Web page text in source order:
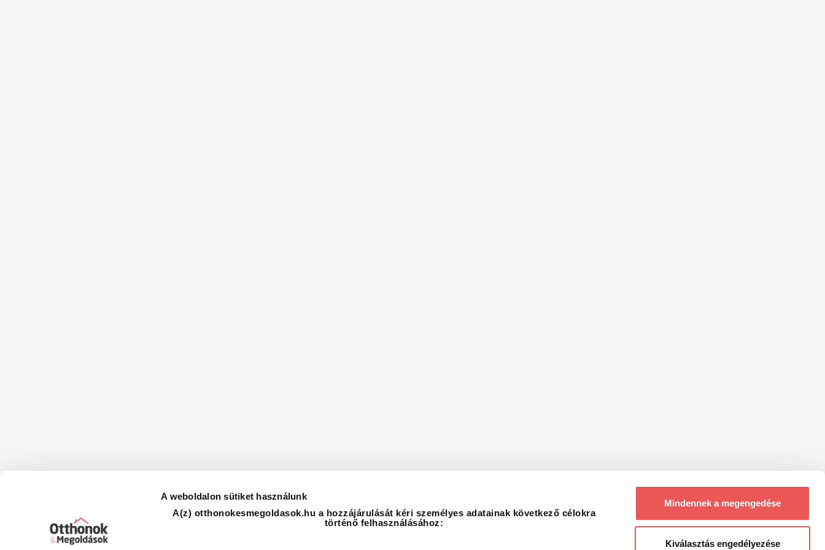
A weboldalon sütiket használunk
A(z) otthonokesmegoldasok.hu a hozzájárulását kéri személyes adatainak következő célokra
történő felhasználásához:
Mindennek a megengedése
Kiválasztás engedélyezése